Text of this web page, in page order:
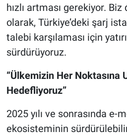
hızlı artması gerekiyor.
olarak, Türkiye’deki şarj
talebi karşılaması için
sürdürüyoruz.
“Ülkemizin Her Noktasına
Hedefliyoruz”
2025 yılı ve sonrasında e-
ekosisteminin